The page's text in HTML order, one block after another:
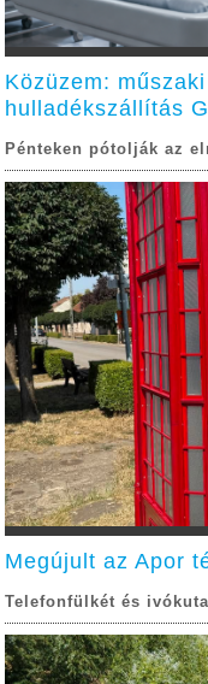
Közüzem:
hulladékszállítás
Pénteken pótolják az
Megújult az Apor
Telefonfülkét és